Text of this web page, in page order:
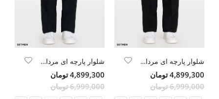
شلوار پارچه ای مردانه واید
4,899,300 تومان
6,999,000 تومان
شلوار پارچه ای مردانه واید
4,899,300 تومان
6,999,000 تومان